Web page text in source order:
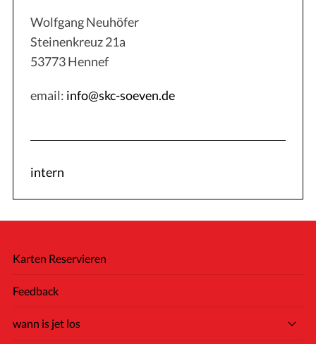
Wolfgang Neuhöfer
Steinenkreuz 21a
53773 Hennef
email: info@skc-soeven.de
intern
Karten Reservieren
Feedback
wann is jet los